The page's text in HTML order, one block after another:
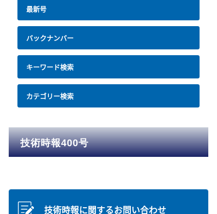
最新号
バックナンバー
キーワード検索
カテゴリー検索
技術時報400号
技術時報に関するお問い合わせ